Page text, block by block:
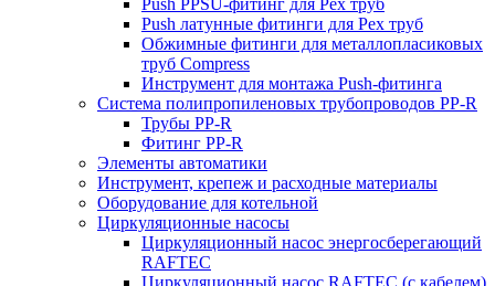
Push PPSU-фитинг для Pex труб
Push латунные фитинги для Pex труб
Обжимные фитинги для металлопласиковых
труб Compress
Инструмент для монтажа Push-фитинга
Система полипропиленовых трубопроводов PP-R
Трубы PP-R
Фитинг PP-R
Элементы автоматики
Инструмент, крепеж и расходные материалы
Оборудование для котельной
Циркуляционные насосы
Циркуляционный насос энергосберегающий
RAFTEC
Циркуляционный насос RAFTEC (с кабелем)